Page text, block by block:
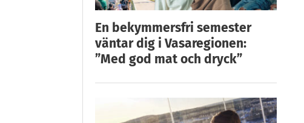
En bekymmersfri semester
väntar dig i Vasaregionen:
”Med god mat och dryck”